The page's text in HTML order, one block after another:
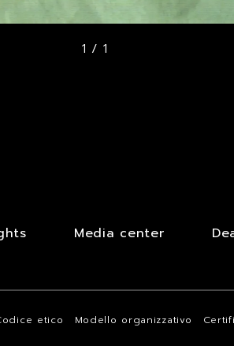
1 / 1
Media center
etico Modello organizzativo